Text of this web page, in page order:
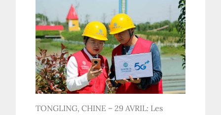
TONGLING, CHINE – 29 AVRIL: Les